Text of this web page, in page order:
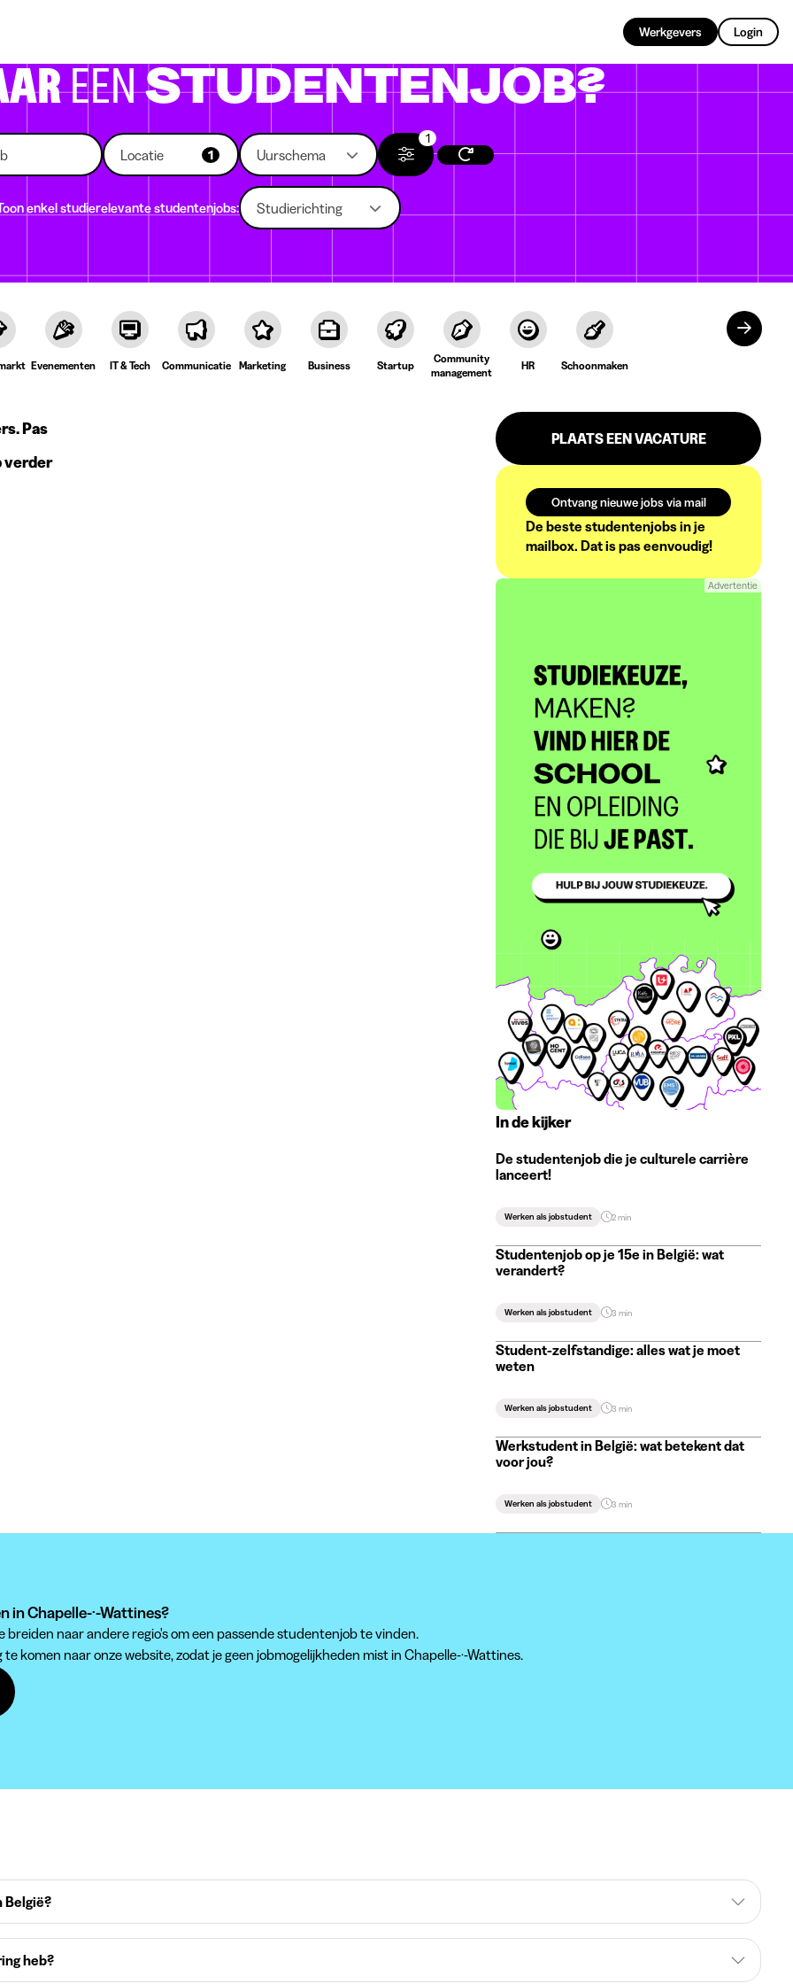
Werkgevers Login
EENSTUDENTENJOB?
Locatie 1 Uurschema
1
enkel studierelevante studentenjobs: Studierichting
Evenementen IT & Tech Communicatie Marketing Business Startup
Community
management
HR Schoonmaken
Pas
verder
PLAATS EEN VACATURE
Ontvang nieuwe jobs via mail
De beste studentenjobs in je
mailbox. Dat is pas eenvoudig!
Advertentie
In de kijker
De studentenjob die je culturele carrière
lanceert!
Werken als jobstudent 2 min
Studentenjob op je 15e in België: wat
verandert?
Werken als jobstudent 3 min
Student-zelfstandige: alles wat je moet
weten
Werken als jobstudent 3 min
Werkstudent in België: wat betekent dat
voor jou?
Werken als jobstudent 3 min
in Chapelle-·-Wattines?
breiden naar andere regio's om een passende studentenjob te vinden.
komen naar onze website, zodat je geen jobmogelijkheden mist in Chapelle-·-Wattines.
België?
heb?